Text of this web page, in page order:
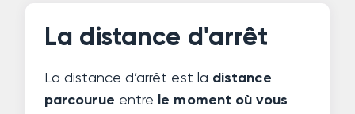
La distance d'arrêt
La distance d’arrêt est la distance
parcourue entre
le moment où vous